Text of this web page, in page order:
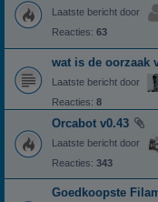
Laatste bericht door
Reacties: 63
wat is de oorzaak
Laatste bericht door
Reacties: 8
Orcabot v0.43
Laatste bericht door
Reacties: 343
Goedkoopste